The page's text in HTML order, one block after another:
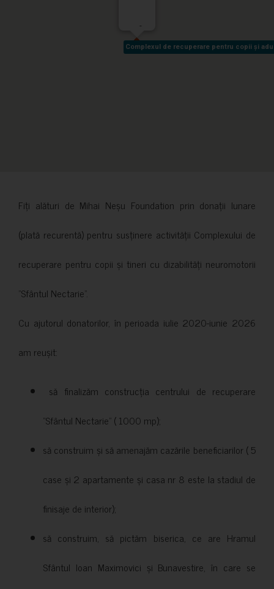
Complexul de recuperare pentru copii și
Complexul de recuperare pentru copii și
-
Fiți alături de Mihai Neșu Foundation prin donații lunare
(plată recurentă) pentru susținere activității Complexului de
recuperare pentru copii și tineri cu dizabilități neuromotorii
”Sfântul Nectarie”.
Cu ajutorul donatorilor, în perioada iulie 2020-iunie 2026
am reușit:
să finalizăm construcția centrului de recuperare
”Sfântul Nectarie” ( 1000 mp);
să construim și să amenajăm cazările beneficiarilor ( 5
case și 2 apartamente și casa nr 8 este la stadiul de
finisaje de interior);
să construim, să pictăm biserica, ce are Hramul
Sfântul Ioan Maximovici și Bunavestire, în care se